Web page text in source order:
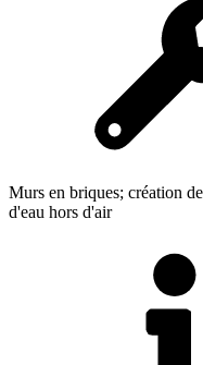
Murs en briques; création
d'eau hors d'air